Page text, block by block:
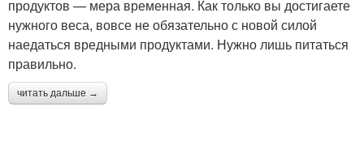
продуктов — мера временная. Как только вы достигаете
нужного веса, вовсе не обязательно с новой силой
наедаться вредными продуктами. Нужно лишь питаться
правильно.
читать дальше →